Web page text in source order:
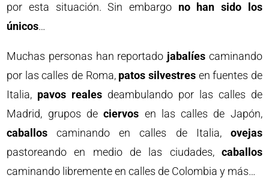
por esta situación. Sin embargo no han sido los
únicos…
Muchas personas han reportado jabalíes caminando
por las calles de Roma, patos silvestresen fuentes de
Italia, pavos reales deambulando por las calles de
Madrid, grupos deciervos en las calles de Japón,
caballos caminando en calles de Italia, ovejas
pastoreando en medio de las ciudades, caballos
caminando libremente en calles de Colombia y más…